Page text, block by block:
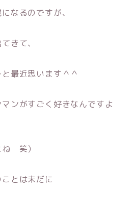
なるのですが、
きて、
最近思います＾＾
ンがすごく好きなんですよ
ね 笑）
とは未だに